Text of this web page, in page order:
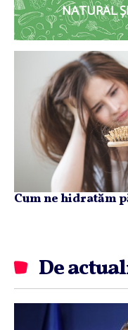
NATURAL
Cum ne hidratăm
De